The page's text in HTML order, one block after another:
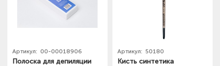
Артикул: 00-00018906
Полоска для депиляции
Артикул: 50180
Кисть синтетика